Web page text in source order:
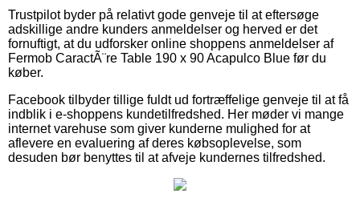
Trustpilot byder på relativt gode genveje til at eftersøge
adskillige andre kunders anmeldelser og herved er det
fornuftigt, at du udforsker online shoppens anmeldelser af
Fermob CaractÃ¨re Table 190 x 90 Acapulco Blue før du
køber.
Facebook tilbyder tillige fuldt ud fortræffelige genveje til at få
indblik i e-shoppens kundetilfredshed. Her møder vi mange
internet varehuse som giver kunderne mulighed for at
aflevere en evaluering af deres købsoplevelse, som
desuden bør benyttes til at afveje kundernes tilfredshed.